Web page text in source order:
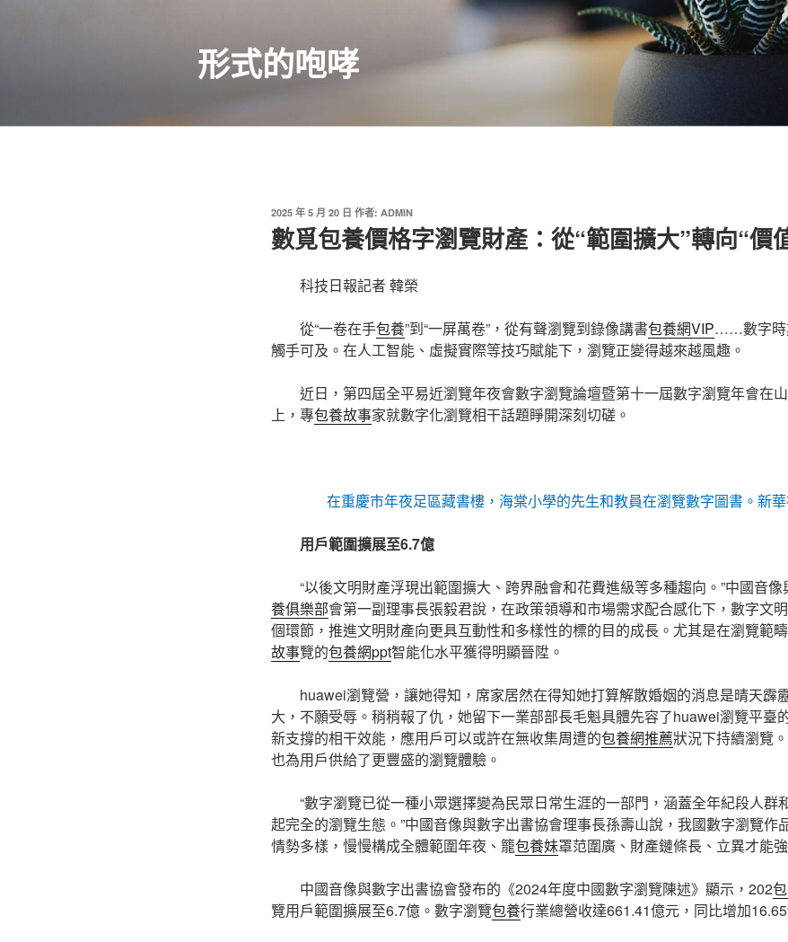
形式的咆哮
發
佈
於
2025 年 5 月 20 日 作者: ADMIN
數覓包養價格字瀏覽財產：從“範圍擴大”轉向“價
科技日報記者 韓榮
從“一卷在手包養”到“一屏萬卷”，從有聲瀏覽到錄像講書包養網VIP……數字時
觸手可及。在人工智能、虛擬實際等技巧賦能下，瀏覽正變得越來越風趣。
近日，第四屆全平易近瀏覽年夜會數字瀏覽論壇暨第十一屆數字瀏覽年會在
上，專包養故事家就數字化瀏覽相干話題睜開深刻切磋。
在重慶市年夜足區藏書樓，海棠小學的先生和教員在瀏覽數字圖書。新
用戶範圍擴展至6.7億
“以後文明財產浮現出範圍擴大、跨界融會和花費進級等多種趨向。”中國音
養俱樂部會第一副理事長張毅君說，在政策領導和市場需求配合感化下，數字文
個環節，推進文明財產向更具互動性和多樣性的標的目的成長。尤其是在瀏覽範
故事覽的包養網ppt智能化水平獲得明顯晉陞。
huawei瀏覽營，讓她得知，席家居然在得知她打算解散婚姻的消息是晴天霹
大，不願受辱。稍稍報了仇，她留下一業部部長毛魁具體先容了huawei瀏覽平臺
新支撐的相干效能，應用戶可以或許在無收集周遭的包養網推薦狀況下持續瀏覽
也為用戶供給了更豐盛的瀏覽體驗。
“數字瀏覽已從一種小眾選擇變為民眾日常生涯的一部門，涵蓋全年紀段人群
起完全的瀏覽生態。”中國音像與數字出書協會理事長孫壽山說，我國數字瀏覽作
情勢多樣，慢慢構成全體範圍年夜、籠包養妹罩范圍廣、財產鏈條長、立異才能
中國音像與數字出書協會發布的《2024年度中國數字瀏覽陳述》顯示，202
覽用戶範圍擴展至6.7億。數字瀏覽包養行業總營收達661.41億元，同比增加